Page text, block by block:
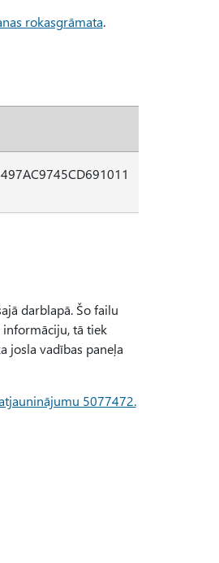
rokasgrāmata.
darblapā. Šo failu
tā tiek
josla vadības paneļa
5077472.